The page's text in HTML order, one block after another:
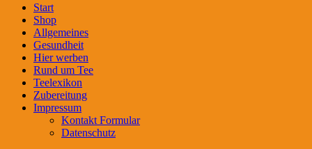
Start
Shop
Allgemeines
Gesundheit
Hier werben
Rund um Tee
Teelexikon
Zubereitung
Impressum
Kontakt Formular
Datenschutz